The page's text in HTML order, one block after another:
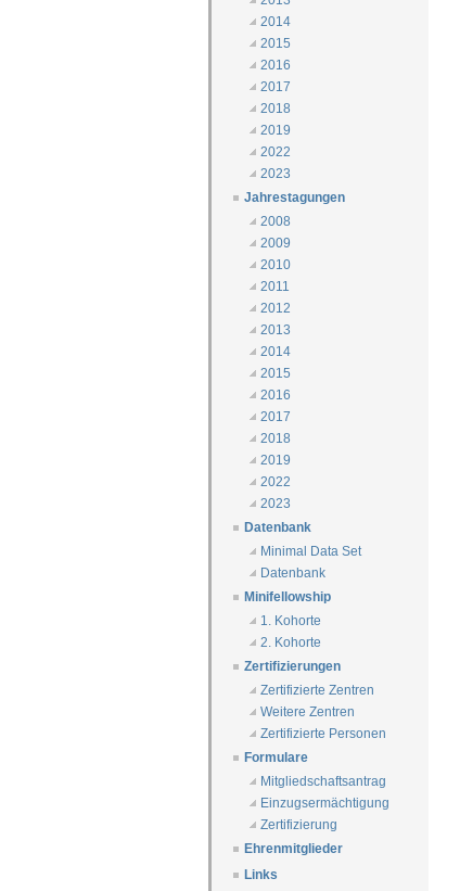
2014
2015
2016
2017
2018
2019
2022
2023
Jahrestagungen
2008
2009
2010
2011
2012
2013
2014
2015
2016
2017
2018
2019
2022
2023
Datenbank
Minimal Data Set
Datenbank
Minifellowship
1. Kohorte
2. Kohorte
Zertifizierungen
Zertifizierte Zentren
Weitere Zentren
Zertifizierte Personen
Formulare
Mitgliedschaftsantrag
Einzugsermächtigung
Zertifizierung
Ehrenmitglieder
Links